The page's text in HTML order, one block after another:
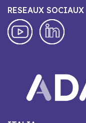
RESEAUX SOCIAUX